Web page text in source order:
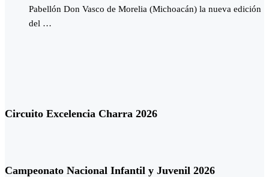
Pabellón Don Vasco de Morelia (Michoacán) la nueva edición
del …
Circuito Excelencia Charra 2026
Campeonato Nacional Infantil y Juvenil 2026